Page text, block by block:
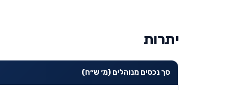
יתרות
סך נכסים מנוהלים (מ׳ ש״ח)